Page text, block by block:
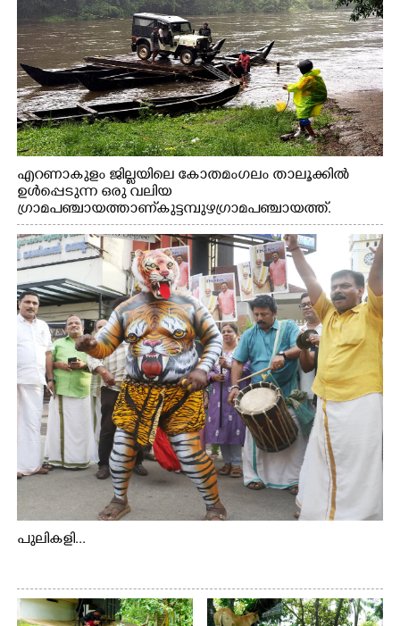
എറണാകുളം ജില്ലയിലെ കോതമംഗലം താലൂക്കിൽ
ഉൾപ്പെടുന്ന ഒരു വലിയ
ഗ്രാമപഞ്ചായത്താണ് കുട്ടമ്പുഴ ഗ്രാമ പഞ്ചായത്ത്.
ആദിവാസി ഊരുകളായ വെള്ളാരംകുത്ത്, കത്തിപ്പാറ,
ഉറിയംപെട്ടി, തേക്കല്ല്, വെട്ടിക്കല്ല്, മഞ്ചപ്പാറ എന്നീ ആറു
സ്ഥലങ്ങളിലേക്കുള്ള പ്രധാന സഞ്ചാര മാർഗമാണ് ഈ
കാണുന്ന കടത്ത് വള്ളം
പുലികളി...